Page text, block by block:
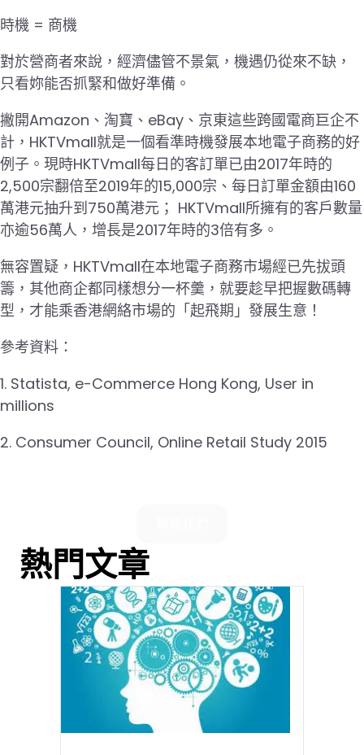
時機 = 商機
對於營商者來說，經濟儘管不景氣，機遇仍從來不缺，
只看妳能否抓緊和做好準備。
撇開Amazon、淘寶、eBay、京東這些跨國電商巨企不
計，HKTVmall就是一個看準時機發展本地電子商務的好
例子。現時HKTVmall每日的客訂單已由2017年時的
2,500宗翻倍至2019年的15,000宗、每日訂單金額由160
萬港元抽升到750萬港元； HKTVmall所擁有的客戶數量
亦逾56萬人，增長是2017年時的3倍有多。
無容置疑，HKTVmall在本地電子商務市場經已先拔頭
籌，其他商企都同樣想分一杯羹，就要趁早把握數碼轉
型，才能乘香港網絡市場的「起飛期」發展生意！
參考資料：
1. Statista, e-Commerce Hong Kong, User in
millions
2. Consumer Council, Online Retail Study 2015
熱門文章